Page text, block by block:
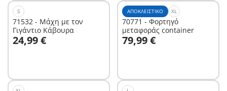
S
71532 - Μάχη με τον
Γιγάντιο Κάβουρα
24,99 €
Στο καλάθι
ΑΠΟΚΛΕΙΣΤΙΚΌ XL
70771 - Φορτηγό
μεταφοράς container
79,99 €
Στο καλάθι